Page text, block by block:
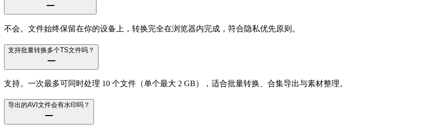
不会。文件始终保留在你的设备上，转换完全在浏览器内完成，符合隐私优先原则。
支持批量转换多个TS文件吗？
支持。一次最多可同时处理 10 个文件（单个最大 2 GB），适合批量转换、合集导出与素材整理。
导出的AVI文件会有水印吗？